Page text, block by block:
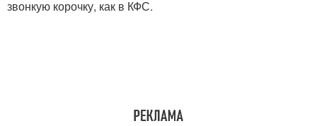
звонкую корочку, как в КФС.